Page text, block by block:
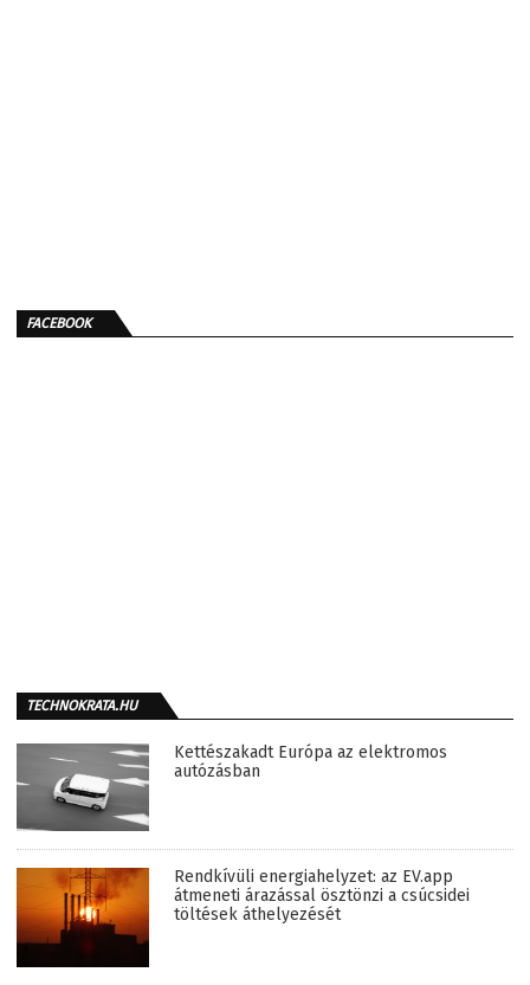
FACEBOOK
TECHNOKRATA.HU
Kettészakadt Európa az elektromos
autózásban
Rendkívüli energiahelyzet: az EV.app
átmeneti árazással ösztönzi a csúcsidei
töltések áthelyezését